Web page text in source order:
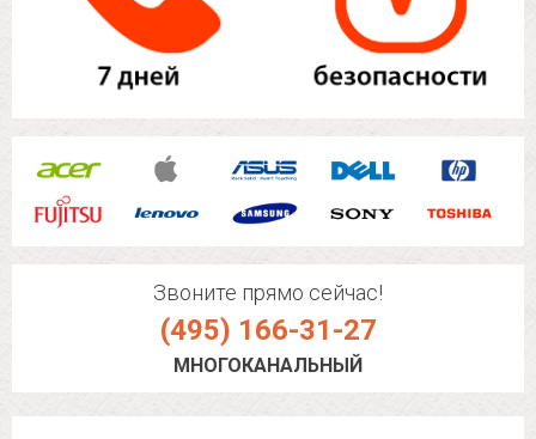
Звоните прямо сейчас!
(495) 166-31-27
МНОГОКАНАЛЬНЫЙ